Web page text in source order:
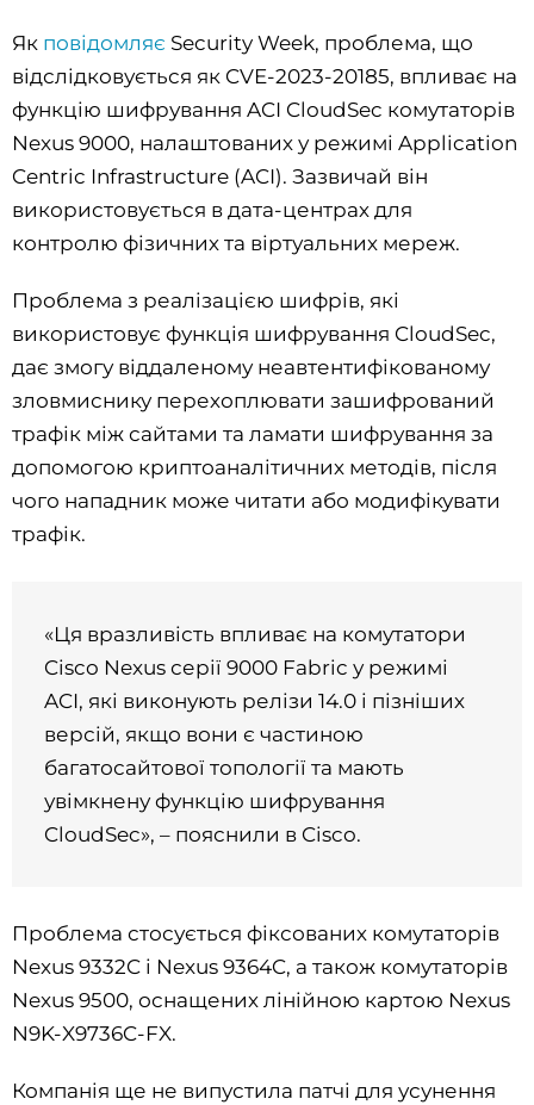
Як повідомляє Security Week, проблема, що
відслідковується як CVE-2023-20185, впливає на
функцію шифрування ACI CloudSec комутаторів
Nexus 9000, налаштованих у режимі Application
Centric Infrastructure (ACI). Зазвичай він
використовується в дата-центрах для
контролю фізичних та віртуальних мереж.
Проблема з реалізацією шифрів, які
використовує функція шифрування CloudSec,
дає змогу віддаленому неавтентифікованому
зловмиснику перехоплювати зашифрований
трафік між сайтами та ламати шифрування за
допомогою криптоаналітичних методів, після
чого нападник може читати або модифікувати
трафік.
«Ця вразливість впливає на комутатори
Cisco Nexus серії 9000 Fabric у режимі
ACI, які виконують релізи 14.0 і пізніших
версій, якщо вони є частиною
багатосайтової топології та мають
увімкнену функцію шифрування
CloudSec», – пояснили в Cisco.
Проблема стосується фіксованих комутаторів
Nexus 9332C і Nexus 9364C, а також комутаторів
Nexus 9500, оснащених лінійною картою Nexus
N9K-X9736C-FX.
Компанія ще не випустила патчі для усунення